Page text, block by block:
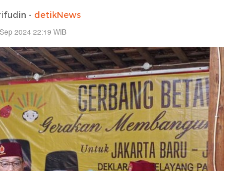
- detikNews
2024 22:19 WIB